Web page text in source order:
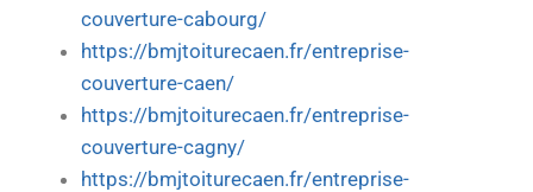
couverture-cabourg/
https://bmjtoiturecaen.fr/entreprise-
couverture-caen/
https://bmjtoiturecaen.fr/entreprise-
couverture-cagny/
https://bmjtoiturecaen.fr/entreprise-